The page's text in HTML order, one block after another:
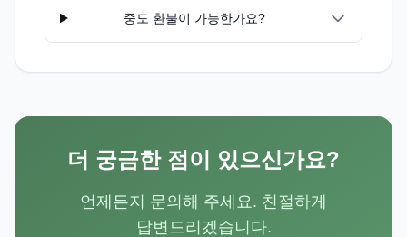
중도 환불이 가능한가요?
더 궁금한 점이 있으신가요?
언제든지 문의해 주세요. 친절하게
답변드리겠습니다.